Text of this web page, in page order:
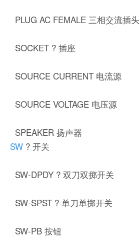
PLUG AC FEMALE 三相交流插头
SOCKET ? 插座
SOURCE CURRENT 电流源
SOURCE VOLTAGE 电压源
SPEAKER 扬声器
SW ? 开关
SW-DPDY ? 双刀双掷开关
SW-SPST ? 单刀单掷开关
SW-PB 按钮